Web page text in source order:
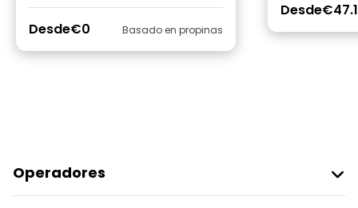
Desde€0 Basado en propinas
Desde
Operadores